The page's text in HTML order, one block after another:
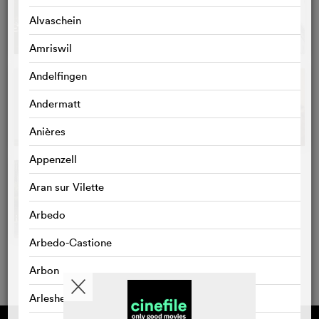
Alvaschein
Amriswil
Andelfingen
Andermatt
Anières
Appenzell
Aran sur Vilette
Arbedo
Arbedo-Castione
Arbon
Arlesheim